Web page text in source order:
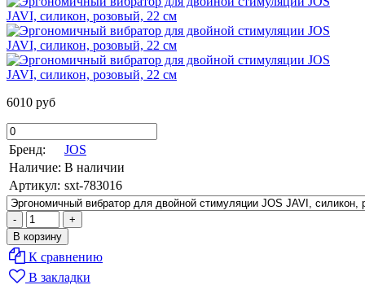
6010 руб
Бренд:
JOS
Наличие: В наличии
Артикул: sxt-783016
К сравнению
В закладки